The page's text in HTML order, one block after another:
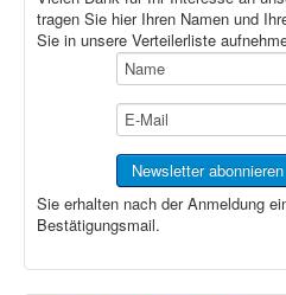
tragen Sie hier Ihren Namen und
Sie in unsere Verteilerliste
Sie erhalten nach der Anmeldung
Bestätigungsmail.